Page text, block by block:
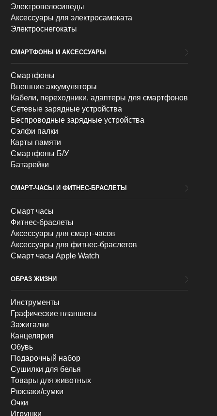
Электровелосипеды
Аксессуары для электросамоката
Электроснегокаты
СМАРТФОНЫ И АКСЕССУАРЫ
Смартфоны
Внешние аккумуляторы
Кабели, переходники, адаптеры для смартфонов
Сетевые зарядные устройства
Беспроводные зарядные устройства
Сэлфи палки
Карты памяти
Смартфоны Б/У
Батарейки
СМАРТ-ЧАСЫ И ФИТНЕС-БРАСЛЕТЫ
Смарт часы
Фитнес-браслеты
Аксессуары для смарт-часов
Аксессуары для фитнес-браслетов
Смарт часы Apple Watch
ОБРАЗ ЖИЗНИ
Инструменты
Графические планшеты
Зажигалки
Канцелярия
Обувь
Подарочный набор
Сушилки для белья
Товары для животных
Рюкзаки/сумки
Очки
Игрушки